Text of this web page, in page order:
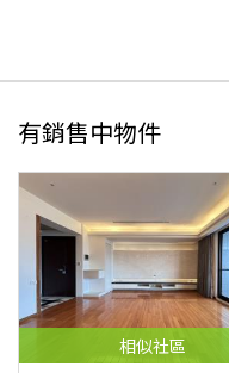
有銷售中物件
相似社區